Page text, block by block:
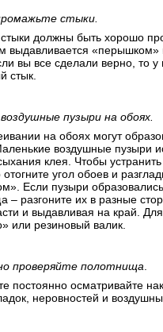
стыки.
должны быть хорошо
выдавливается «перышком»
вы все сделали верно, то у
стык.
пузыри на обоях.
на обоях могут
воздушные пузыри
клея. Чтобы
отогните угол обоев и
Если пузыри
– разгоните их в разные
и выдавливая на край. Для
или резиновый валик.
проверяйте полотнища.
постоянно осматривайте
неровностей и